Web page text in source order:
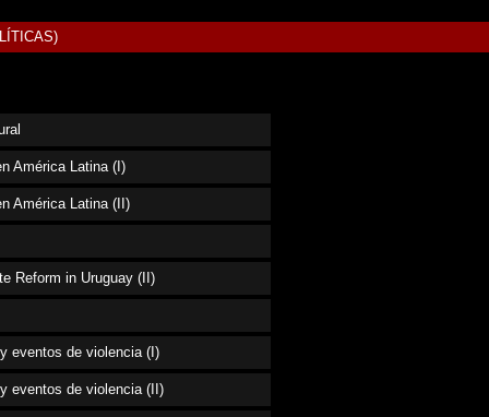
América Latina (I)
América Latina (II)
Reform in Uruguay (II)
eventos de violencia (I)
eventos de violencia (II)